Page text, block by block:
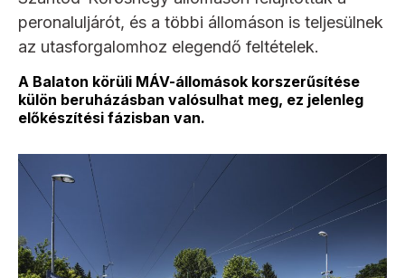
peronaluljárót, és a többi állomáson is teljesülnek
az utasforgalomhoz elegendő feltételek.
A Balaton körüli MÁV-állomások korszerűsítése
külön beruházásban valósulhat meg, ez jelenleg
előkészítési fázisban van.